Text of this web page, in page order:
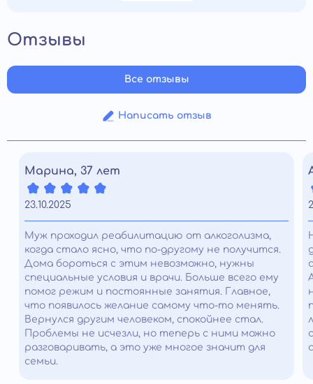
Отзывы
Написать отзыв
Все отзывы
Марина, 37 лет
23.10.2025
Муж проходил реабилитацию от алкоголизма,
когда стало ясно, что по-другому не получится.
Дома бороться с этим невозможно, нужны
специальные условия и врачи. Больше всего ему
помог режим и постоянные занятия. Главное,
что появилось желание самому что-то менять.
Вернулся другим человеком, спокойнее стал.
Проблемы не исчезли, но теперь с ними можно
разговаривать, а это уже многое значит для
семьи.